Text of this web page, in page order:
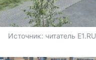
Источник: читатель E1.RU